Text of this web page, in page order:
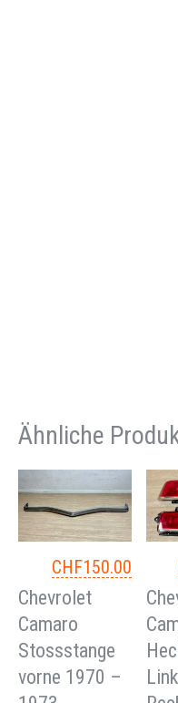
Ähnliche
CHF150.00
Chevrolet
Camaro
Stossstange
vorne 1970 –